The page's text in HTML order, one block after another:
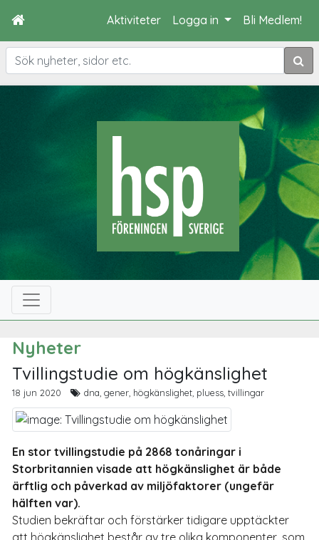
Aktiviteter Logga in Bli Medlem!
Sök
Nyheter
Tvillingstudie om högkänslighet
18 jun 2020 dna, gener, högkänslighet, pluess, tvillingar
En stor tvillingstudie på 2868 tonåringar i
Storbritannien visade att högkänslighet är både
ärftlig och påverkad av miljöfaktorer (ungefär
hälften var).
Studien bekräftar och förstärker tidigare upptäckter
att högkänslighet består av tre olika komponenter, som